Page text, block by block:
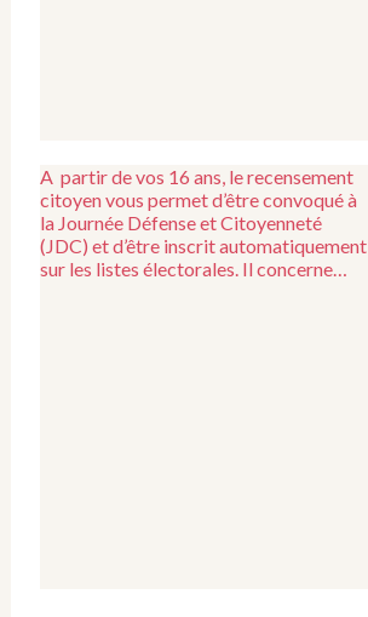
A partir de vos 16 ans, le recensement
citoyen vous permet d’être convoqué à
la Journée Défense et Citoyenneté
(JDC) et d’être inscrit automatiquement
sur les listes électorales. Il concerne…